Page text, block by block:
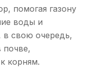
помогая газону
воды и
в свою очередь,
почве,
корням.